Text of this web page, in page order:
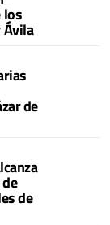
los
de
de